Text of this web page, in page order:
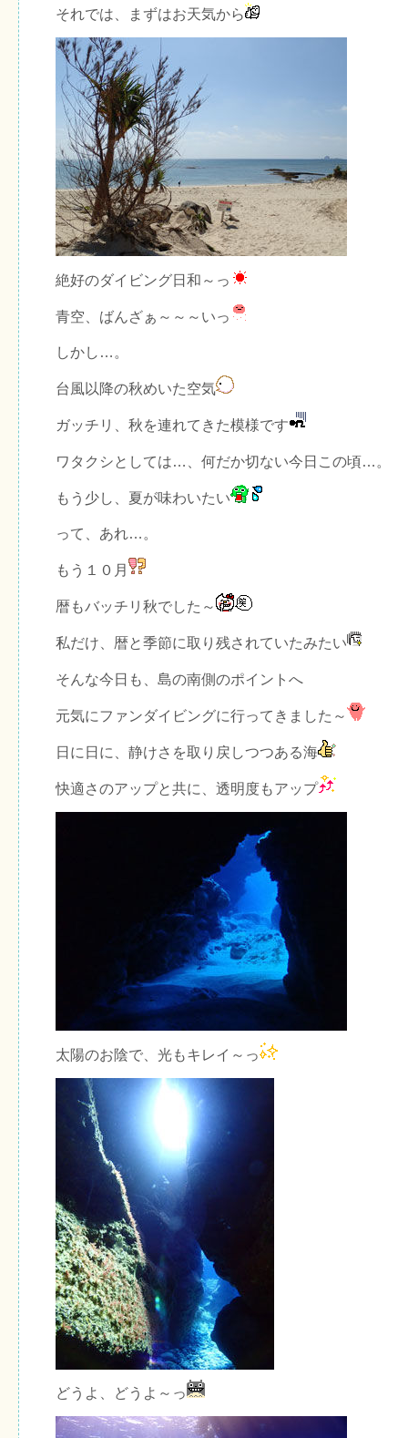
それでは、まずはお天気から
絶好のダイビング日和～っ
青空、ばんざぁ～～～いっ
しかし…。
台風以降の秋めいた空気
ガッチリ、秋を連れてきた模様です
ワタクシとしては…、何だか切ない今日この頃…。
もう少し、夏が味わいたい
って、あれ…。
もう１０月
暦もバッチリ秋でした～
私だけ、暦と季節に取り残されていたみたい
そんな今日も、島の南側のポイントへ
元気にファンダイビングに行ってきました～
日に日に、静けさを取り戻しつつある海
快適さのアップと共に、透明度もアップ
太陽のお陰で、光もキレイ～っ
どうよ、どうよ～っ